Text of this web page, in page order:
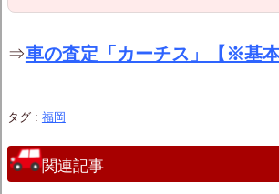
⇒車の査定「カーチス」【※基
タグ : 福岡
関連記事